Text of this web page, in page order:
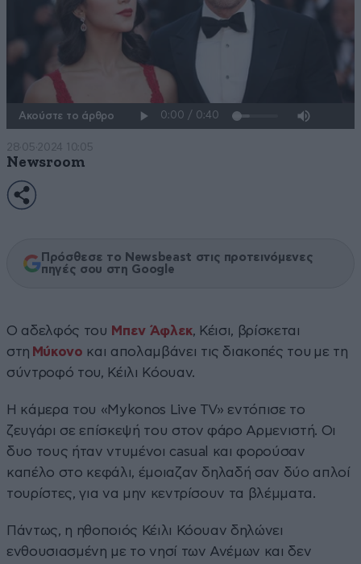
Ακούστε το άρθρο
28·05·2024 10:05
Newsroom
Πρόσθεσε το Newsbeast στις προτεινόμενες
πηγές σου στη Google
Ο αδελφός του Μπεν Άφλεκ, Κέισι, βρίσκεται
στη Μύκονο και απολαμβάνει τις διακοπές του με τη
σύντροφό του, Κέιλι Κόουαν.
Η κάμερα του «Mykonos Live TV» εντόπισε το
ζευγάρι σε επίσκεψή του στον φάρο Αρμενιστή. Οι
δυο τους ήταν ντυμένοι casual και φορούσαν
καπέλο στο κεφάλι, έμοιαζαν δηλαδή σαν δύο απλοί
τουρίστες, για να μην κεντρίσουν τα βλέμματα.
Πάντως, η ηθοποιός Κέιλι Κόουαν δηλώνει
ενθουσιασμένη με το νησί των Ανέμων και δεν